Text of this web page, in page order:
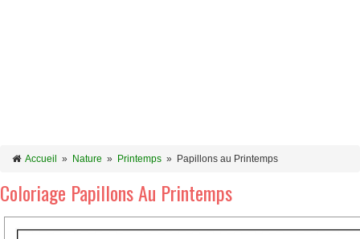
Accueil » Nature » Printemps » Papillons au Printemps
Coloriage Papillons Au Printemps